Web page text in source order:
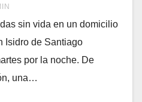
sin vida en un domicilio
Isidro de Santiago
por la noche. De
una…